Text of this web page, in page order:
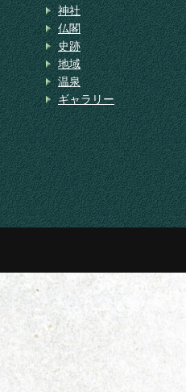
神社
仏閣
史跡
地域
温泉
ギャラリー